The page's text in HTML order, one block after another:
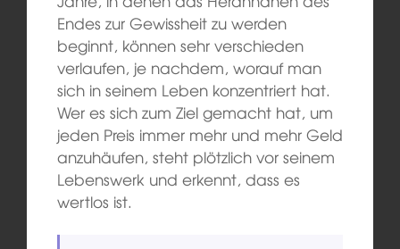
Endes zur Gewissheit zu werden
beginnt, können sehr verschieden
verlaufen, je nachdem, worauf man
sich in seinem Leben konzentriert hat.
Wer es sich zum Ziel gemacht hat, um
jeden Preis immer mehr und mehr Geld
anzuhäufen, steht plötzlich vor seinem
Lebenswerk und erkennt, dass es
wertlos ist.